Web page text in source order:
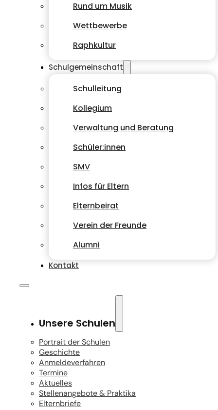
Rund um Musik
Wettbewerbe
Raphkultur
Schulgemeinschaft
Schulleitung
Kollegium
Verwaltung und Beratung
Schüler:innen
SMV
Infos für Eltern
Elternbeirat
Verein der Freunde
Alumni
Kontakt
Unsere Schulen
Portrait der Schulen
Geschichte
Anmeldeverfahren
Termine
Aktuelles
Stellenangebote & Praktika
Elternbriefe